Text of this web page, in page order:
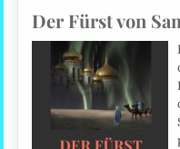
Der Fürst von